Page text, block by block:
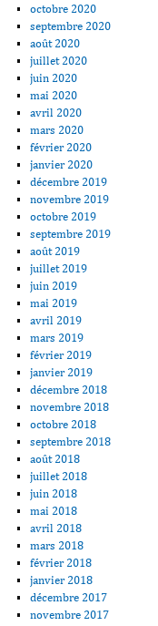
octobre 2020
septembre 2020
août 2020
juillet 2020
juin 2020
mai 2020
avril 2020
mars 2020
février 2020
janvier 2020
décembre 2019
novembre 2019
octobre 2019
septembre 2019
août 2019
juillet 2019
juin 2019
mai 2019
avril 2019
mars 2019
février 2019
janvier 2019
décembre 2018
novembre 2018
octobre 2018
septembre 2018
août 2018
juillet 2018
juin 2018
mai 2018
avril 2018
mars 2018
février 2018
janvier 2018
décembre 2017
novembre 2017